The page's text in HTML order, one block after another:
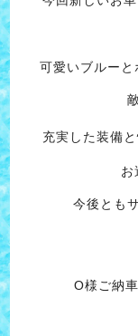
可愛いブルー
充実した装備
お
今後とも
O様ご納